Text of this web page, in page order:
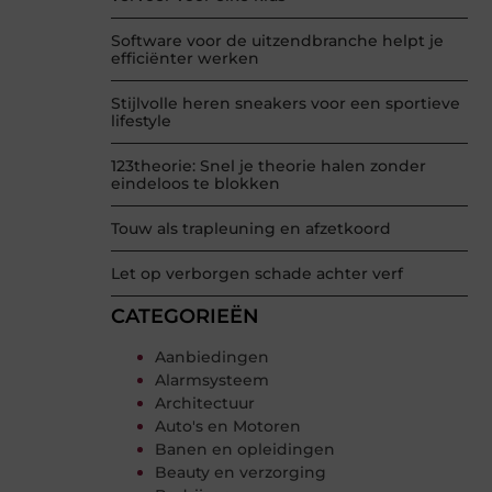
Software voor de uitzendbranche helpt je
efficiënter werken
Stijlvolle heren sneakers voor een sportieve
lifestyle
123theorie: Snel je theorie halen zonder
eindeloos te blokken
Touw als trapleuning en afzetkoord
Let op verborgen schade achter verf
CATEGORIEËN
Aanbiedingen
Alarmsysteem
Architectuur
Auto's en Motoren
Banen en opleidingen
Beauty en verzorging